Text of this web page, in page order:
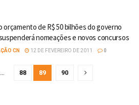
orçamento de R$ 50 bilhões do governo
nomeações e novos concursos
CN 12 DE FEVEREIRO DE 2011 0
… 88 89 90